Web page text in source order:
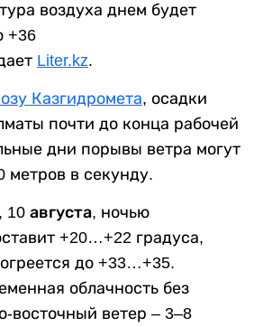
воздуха днем будет
+36
Liter.kz.
Казгидромета, осадки
почти до конца рабочей
дни порывы ветра могут
метров в секунду.
августа, ночью
+20…+22 градуса,
до +33…+35.
облачность без
восточный ветер – 3–8